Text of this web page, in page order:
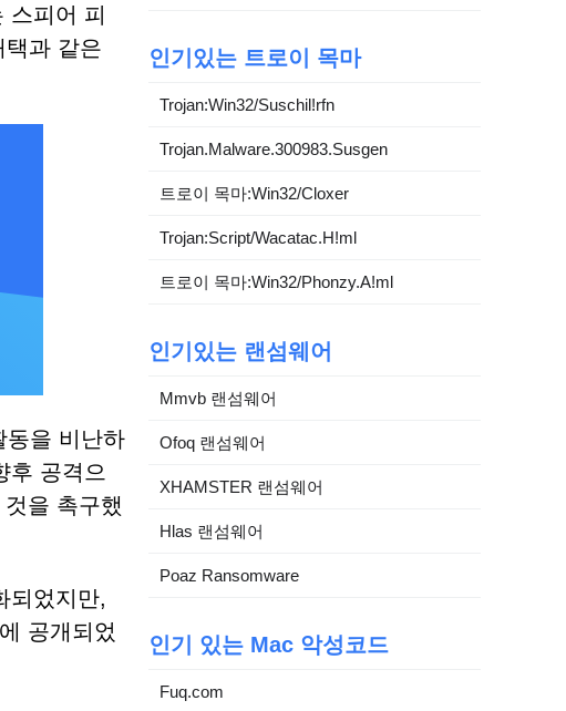
피어 피
과 같은
동을 비난하
후 공격으
을 촉구했
되었지만,
공개되었
인기있는 트로이 목마
Trojan:Win32/Suschil!rfn
Trojan.Malware.300983.Susgen
트로이 목마:Win32/Cloxer
Trojan:Script/Wacatac.H!ml
트로이 목마:Win32/Phonzy.A!ml
인기있는 랜섬웨어
Mmvb 랜섬웨어
Ofoq 랜섬웨어
XHAMSTER 랜섬웨어
Hlas 랜섬웨어
Poaz Ransomware
인기 있는 Mac 악성코드
Fuq.com